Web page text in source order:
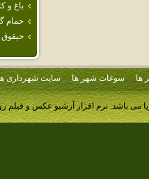
باغ و
حمام‌
حيقوق
ها سوغات شهر ها سایت شهرداری
می باشد.نرم افزار آرشیو عکس و فیلم